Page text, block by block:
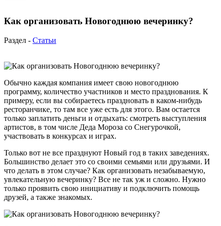
Как организовать Новогоднюю вечеринку?
Раздел - Статьи
Обычно каждая компания имеет свою новогоднюю
программу, количество участников и место празднования. К
примеру, если вы собираетесь праздновать в каком-нибудь
ресторанчике, то там все уже есть для этого. Вам остается
только заплатить деньги и отдыхать: смотреть выступления
артистов, в том числе Деда Мороза со Снегурочкой,
участвовать в конкурсах и играх.
Только вот не все празднуют Новый год в таких заведениях.
Большинство делает это со своими семьями или друзьями. И
что делать в этом случае? Как организовать незабываемую,
увлекательную вечеринку? Все не так уж и сложно. Нужно
только проявить свою инициативу и подключить помощь
друзей, а также знакомых.